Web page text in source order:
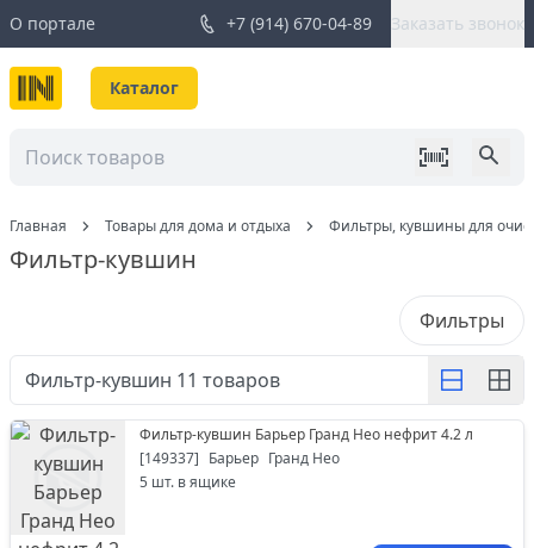
О портале +7 (914) 670-04-89 Заказать звонок
Каталог
Главная Товары для дома и отдыха Фильтры, кувшины для
Фильтр-кувшин
Фильтры
Фильтр-кувшин 11 товаров
Фильтр-кувшин Барьер Гранд Нео нефрит 4.2 л
[149337] Барьер Гранд Нео
5 шт. в ящике